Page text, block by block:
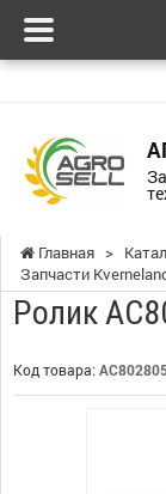
Главная >
Запчасти
Ролик
Код товара: